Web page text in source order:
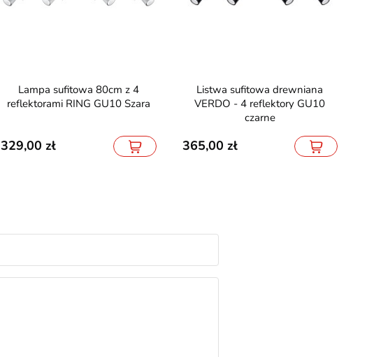
Lampa sufitowa 80cm z 4
reflektorami RING GU10 Szara
329,00
Listwa sufitowa drewniana
VERDO - 4 reflektory GU10
czarne
365,00